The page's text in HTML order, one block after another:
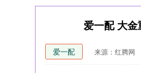
爱一配 大
爱一配 来源：红腾网